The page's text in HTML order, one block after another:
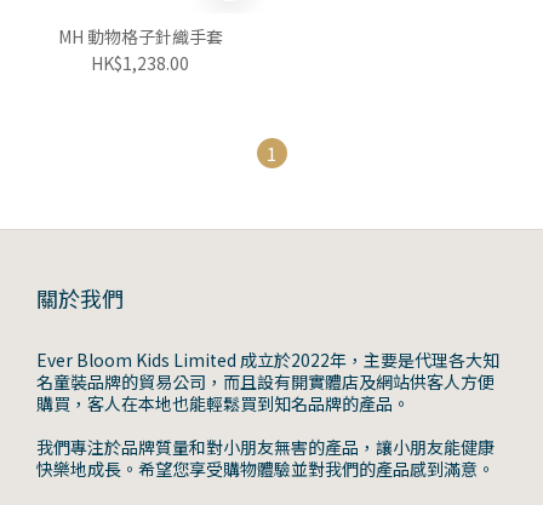
MH 動物格子針織手套
HK$1,238.00
1
關於我們
Ever Bloom Kids Limited 成立於2022年，主要是代理各大知
名童裝品牌的貿易公司，而且設有開實體店及網站供客人方便
購買，客人在本地也能輕鬆買到知名品牌的產品。
我們專注於品牌質量和對小朋友無害的產品，讓小朋友能健康
快樂地成長。希望您享受購物體驗並對我們的產品感到滿意。